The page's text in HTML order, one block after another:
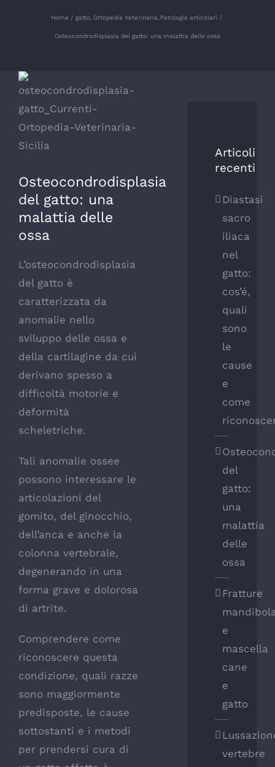
Home gatto Ortopedia Veterinaria Patologie articolari
Osteocondrodisplasia del gatto: una malattia delle ossa
Ingrandisci
Osteocondrodisplasia
del gatto: una
malattia delle
ossa
L’osteocondrodisplasia
del gatto è
caratterizzata da
anomalie nello
sviluppo delle ossa e
della cartilagine da cui
derivano spesso a
difficoltà motorie e
deformità
scheletriche.
Tali anomalie ossee
possono interessare le
articolazioni del
gomito, del ginocchio,
dell’anca e anche la
colonna vertebrale,
degenerando in una
forma grave e dolorosa
di artrite.
Comprendere come
riconoscere questa
condizione, quali razze
sono maggiormente
predisposte, le cause
sottostanti e i metodi
per prendersi cura di
Articoli
recenti
Diastasi
sacro
iliaca
nel
gatto:
cos’é,
quali
sono
le
cause
e
come
del
gatto:
una
malattia
delle
ossa
Fratture
e
mascella
cane
e
gatto
vertebre